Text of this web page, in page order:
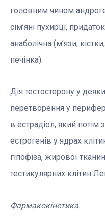
головним чином
сім’яні пухирці,
анаболічна (м’язи,
печінка).
Дія тестостерону у
перетворення у
в естрадіол, який потім
естрогенів у ядрах
гіпофіза, жирової
тестикулярних клітин
Фармакокінетика.